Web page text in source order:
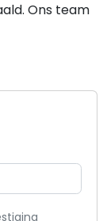
Ons team